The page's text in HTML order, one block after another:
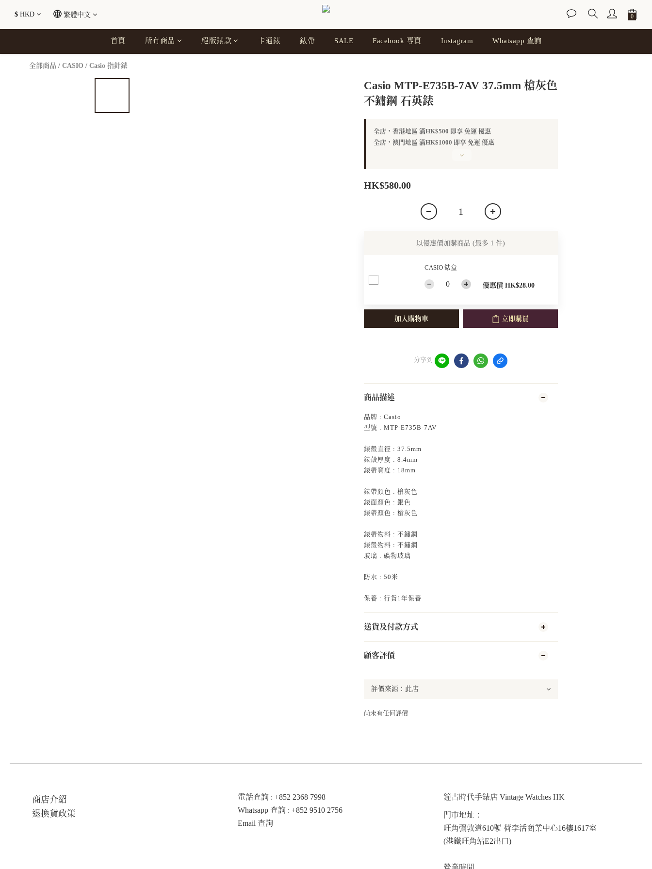
$ HKD 繁體中文
首頁 所有商品 絕版錶款 卡通錶 錶帶 SALE Facebook 專頁 Instagram Whatsapp 查詢
全部商品 / CASIO / Casio 指針錶
Casio MTP-E735B-7AV 37.5mm 槍灰色
不鏽鋼 石英錶
全店，香港地區 滿HK$500 即享 免運 優惠
全店，澳門地區 滿HK$1000 即享 免運 優惠
HK$580.00
以優惠價加購商品 (最多 1 件)
CASIO 錶盒
優惠價 HK$28.00
加入購物車 立即購買
分享到
商品描述
品牌 : Casio
型號 : MTP-E735B-7AV
錶殻直徑 : 37.5mm
錶殻厚度 : 8.4mm
錶帶寬度 : 18mm
錶帶顏色 : 槍灰色
錶面顏色 : 銀色
錶帶顏色 : 槍灰色
錶帶物料 : 不鏽鋼
錶殼物料 : 不鏽鋼
玻璃 : 礦物玻璃
防水 : 50米
保養 : 行貨1年保養
送貨及付款方式
顧客評價
尚未有任何評價
商店介紹
退換貨政策
電話查詢 : +852 2368 7998
Whatsapp 查詢 : +852 9510 2756
Email 查詢
鐘古時代手錶店 Vintage Watches HK
門市地址：
旺角彌敦道610號 荷李活商業中心16樓1617室
(港鐵旺角站E2出口)
營業時間